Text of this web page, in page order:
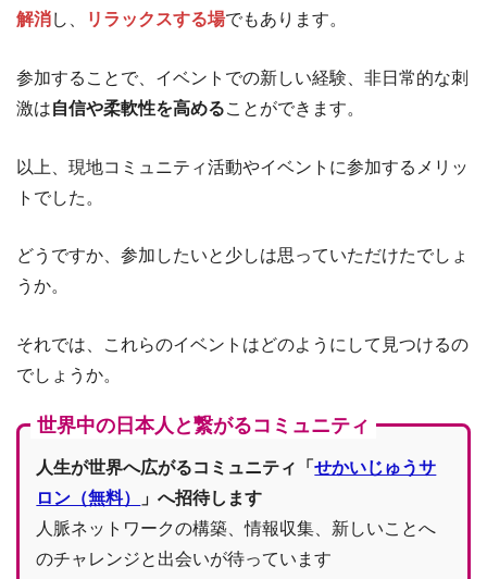
解消し、 リラックスする場でもあります。
参加することで、イベントでの新しい経験、非日常的な刺
激は自信や柔軟性を高めることができます。
以上、現地コミュニティ活動やイベントに参加するメリッ
トでした。
どうですか、参加したいと少しは思っていただけたでしょ
うか。
それでは、これらのイベントはどのようにして見つけるの
でしょうか。
世界中の日本人と繋がるコミュニティ
人生が世界へ広がるコミュニティ「せかいじゅうサ
ロン（無料）
」へ招待します
人脈ネットワークの構築、情報収集、新しいことへ
のチャレンジと出会いが待っています